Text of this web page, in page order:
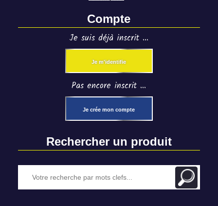
Compte
Je suis déjà inscrit ...
Je m'identifie
Pas encore inscrit ...
Je crée mon compte
Rechercher un produit